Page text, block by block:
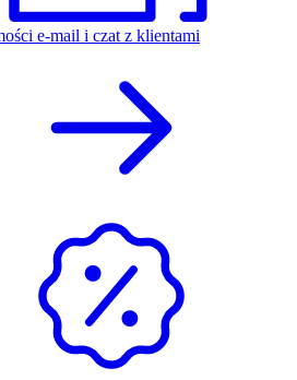
e-mail i czat z klientami